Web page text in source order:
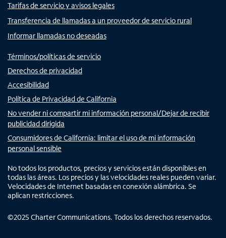
Tarifas de servicio y avisos legales
Transferencia de llamadas a un proveedor de servicio rural
Informar llamadas no deseadas
Términos/políticas de servicio
Derechos de privacidad
Accesibilidad
Política de Privacidad de California
No vender ni compartir mi información personal/Dejar de recibir
publicidad dirigida
Consumidores de California: limitar el uso de mi información
personal sensible
No todos los productos, precios y servicios están disponibles en
todas las áreas. Los precios y las velocidades reales pueden variar.
Velocidades de Internet basadas en conexión alámbrica. Se
aplican restricciones.
©2025 Charter Communications. Todos los derechos reservados.